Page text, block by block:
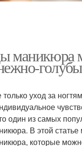
маникюра
уход за
один из самых
В этой
которые